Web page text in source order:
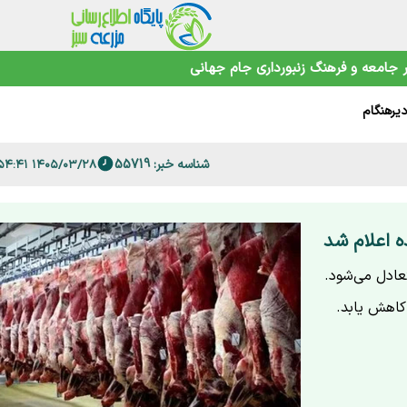
جامعه و فرهنگ زنبورداری جام جهانی
خاک
رسید
شناسه خبر: 55719 ۱۴۰۵/۰۳/۲۸ ۱۲:۵۴:۴۱
اعلام شد
می‌شود.
یابد.